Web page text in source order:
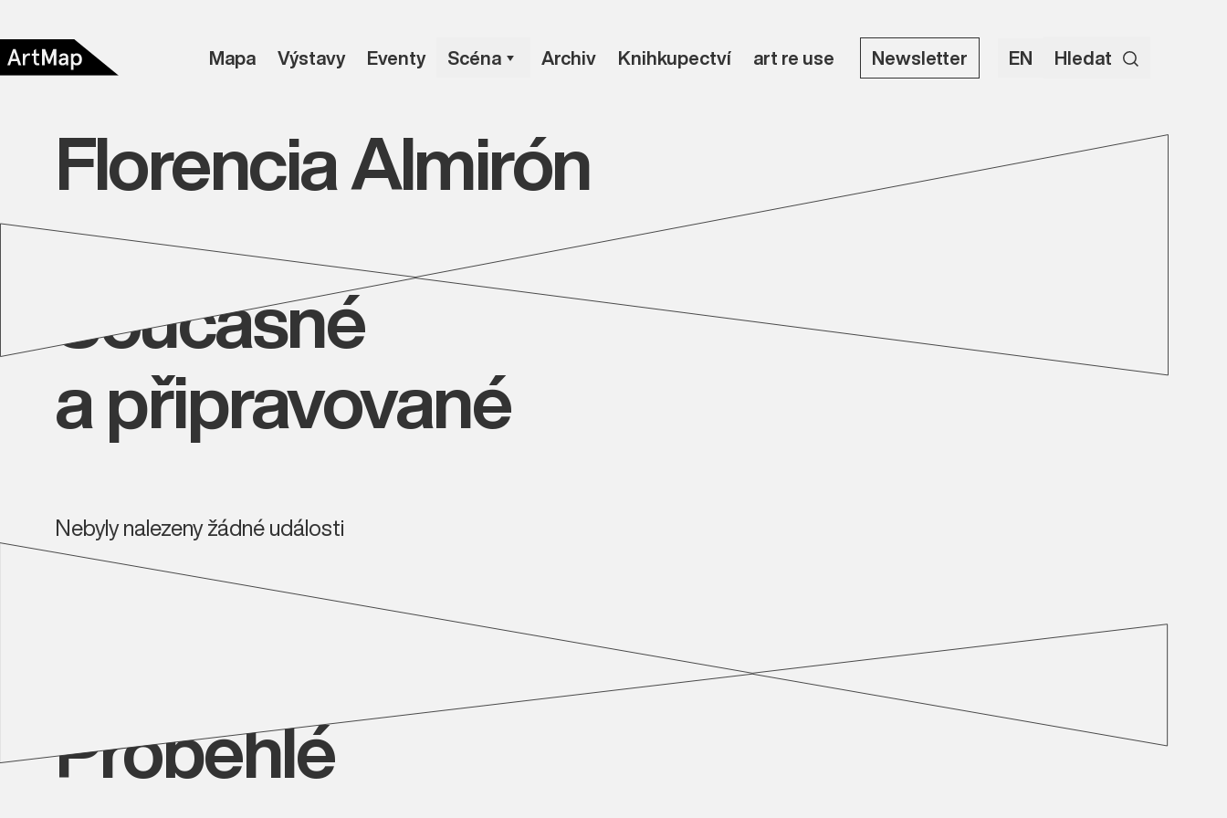
Mapa Výstavy Eventy Scéna Archiv Knihkupectví art re use Newsletter EN Hledat
Florencia Almirón
Současné
a připravované
Nebyly nalezeny žádné události
Proběhlé